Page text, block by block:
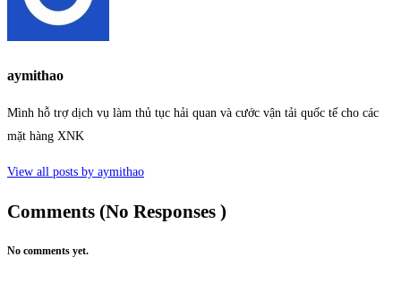
aymithao
Mình hỗ trợ dịch vụ làm thủ tục hải quan và cước vận tải quốc tế cho các
mặt hàng XNK
View all posts by aymithao
Comments (No Responses )
No comments yet.